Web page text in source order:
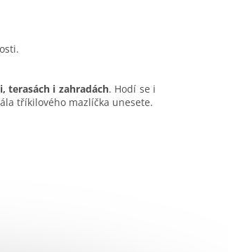
terasách i zahradách. Hodí se i
tříkilového mazlíčka unesete.